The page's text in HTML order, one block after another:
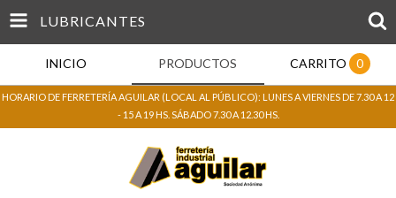
LUBRICANTES
INICIO PRODUCTOS CARRITO 0
HORARIO DE FERRETERÍA AGUILAR (LOCAL AL PÚBLICO): LUNES A VIERNES DE 7.30 A 12
- 15 A 19 HS. SÁBADO 7.30 A 12.30 HS.